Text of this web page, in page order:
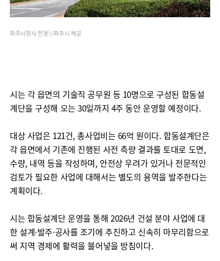
파주시청사 전경ⓒ파주시 제공
시는 각 읍면의 기술직 공무원 등 10명으로 구성된 합동설
계단을 구성해 오는 30일까지 4주 동안 운영할 예정이다.
대상 사업은 121건, 총사업비는 66억 원이다. 합동설계단은
각 읍면에서 기존에 진행된 사전 측량 결과를 토대로 도면,
수량, 내역 등을 작성하며, 안전상 우려가 있거나 전문적인
검토가 필요한 사업에 대해서는 별도의 용역을 발주한다는
계획이다.
시는 합동설계단 운영을 통해 2026년 건설 분야 사업에 대
한 설계·발주·공사를 조기에 추진하고 신속히 마무리함으로
써 지역 경제에 활력을 불어넣을 방침이다.